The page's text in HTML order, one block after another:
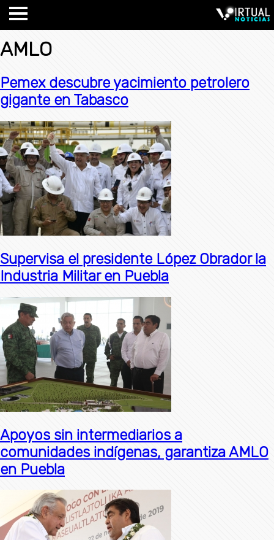
AMLO
Pemex descubre yacimiento petrolero
gigante en Tabasco
Supervisa el presidente López Obrador la
Industria Militar en Puebla
Apoyos sin intermediarios a
comunidades indígenas, garantiza AMLO
en Puebla